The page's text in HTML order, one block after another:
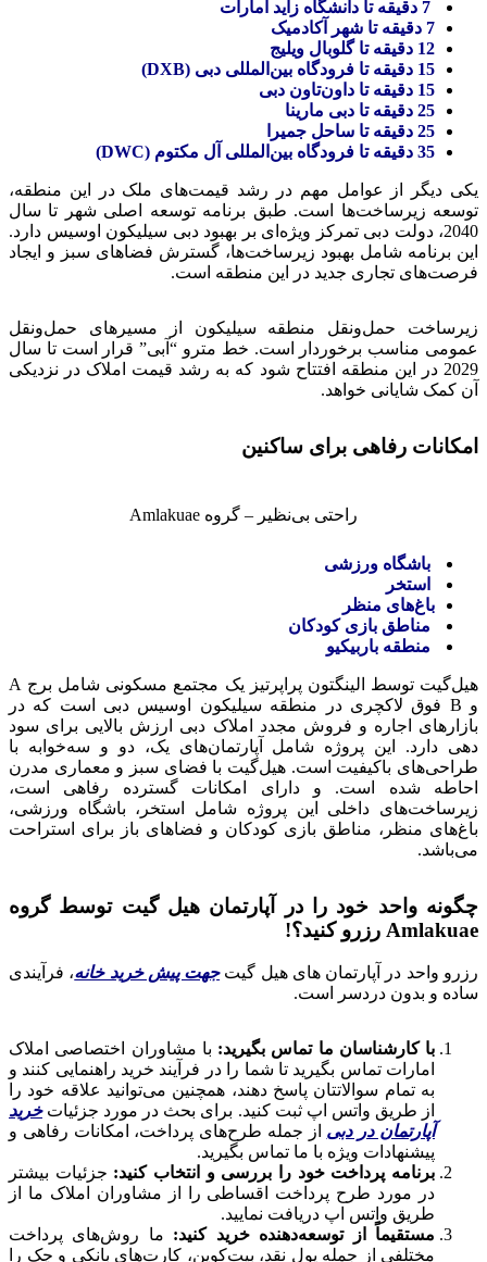
7 دقیقه تا شهر آکادمیک
12 دقیقه تا گلوبال ویلیج
15 دقیقه تا فرودگاه بین‌المللی دبی (DXB)
15 دقیقه تا داون‌تاون دبی
25 دقیقه تا دبی مارینا
25 دقیقه تا ساحل جمیرا
35 دقیقه تا فرودگاه بین‌المللی آل مکتوم (DWC)
یکی دیگر از عوامل مهم در رشد قیمت‌های ملک در این منطقه،
توسعه زیرساخت‌ها است. طبق برنامه توسعه اصلی شهر تا سال
2040، دولت دبی تمرکز ویژه‌ای بر بهبود دبی سیلیکون اوسیس دارد.
این برنامه شامل بهبود زیرساخت‌ها، گسترش فضاهای سبز و ایجاد
فرصت‌های تجاری جدید در این منطقه است.
زیرساخت حمل‌ونقل منطقه سیلیکون از مسیرهای حمل‌ونقل
عمومی مناسب برخوردار است. خط مترو “آبی” قرار است تا سال
2029 در این منطقه افتتاح شود که به رشد قیمت املاک در نزدیکی
آن کمک شایانی خواهد.
امکانات رفاهی برای ساکنین
راحتی بی‌نظیر – گروه Amlakuae
باشگاه ورزشی
استخر
باغ‌های منظر
مناطق بازی کودکان
منطقه باربیکیو
هیل‌گیت توسط الینگتون پراپرتیز یک مجتمع مسکونی شامل برج A
و B فوق لاکچری در منطقه سیلیکون اوسیس دبی است که در
بازارهای اجاره و فروش مجدد املاک دبی ارزش بالایی برای سود
دهی دارد. این پروژه شامل آپارتمان‌های یک، دو و سه‌خوابه با
طراحی‌های باکیفیت است. هیل‌گیت با فضای سبز و معماری مدرن
احاطه شده است. و دارای امکانات گسترده رفاهی است،
زیرساخت‌های داخلی این پروژه شامل استخر، باشگاه ورزشی،
باغ‌های منظر، مناطق بازی کودکان و فضاهای باز برای استراحت
می‌باشد.
چگونه واحد خود را در آپارتمان هیل گیت توسط گروه
Amlakuae رزرو کنید؟!
رزرو واحد در آپارتمان های هیل گیتجهت پیش خرید خانه، فرآیندی
ساده و بدون دردسر است.
با کارشناسان ما تماس بگیرید: با مشاوران اختصاصی املاک
امارات تماس بگیرید تا شما را در فرآیند خرید راهنمایی کنند و
به تمام سوالاتتان پاسخ دهند، همچنین می‌توانید علاقه خود را
از طریق واتس اپ ثبت کنید. برای بحث در مورد جزئیاتخرید
آپارتمان در دبی از جمله طرح‌های پرداخت، امکانات رفاهی و
پیشنهادات ویژه با ما تماس بگیرید.
برنامه پرداخت خود را بررسی و انتخاب کنید: جزئیات بیشتر
در مورد طرح پرداخت اقساطی را از مشاوران املاک ما از
طریق واتس اپ دریافت نمایید.
مستقیماً از توسعه‌دهنده خرید کنید: ما روش‌های پرداخت
مختلفی از جمله پول نقد، بیت‌کوین، کارت‌های بانکی و چک را